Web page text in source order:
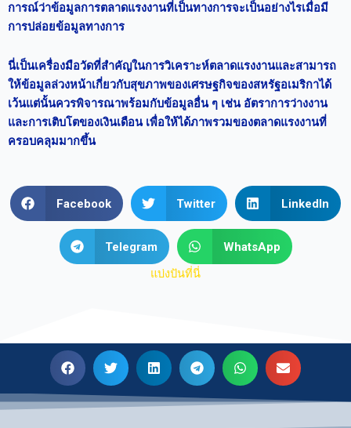
การณ์ว่าข้อมูลการตลาดแรงงานที่เป็นทางการจะเป็นอย่างไรเมื่อมี
การปล่อยข้อมูลทางการ
นี่เป็นเครื่องมือวัดที่สำคัญในการวิเคราะห์ตลาดแรงงานและสามารถ
ให้ข้อมูลล่วงหน้าเกี่ยวกับสุขภาพของเศรษฐกิจของสหรัฐอเมริกาได้
เว้นแต่นั้นควรพิจารณาพร้อมกับข้อมูลอื่น ๆ เช่น อัตราการว่างงาน
และการเติบโตของเงินเดือน เพื่อให้ได้ภาพรวมของตลาดแรงงานที่
ครอบคลุมมากขึ้น
Facebook Twitter LinkedIn
Telegram
WhatsApp
แบ่งปันที่นี่